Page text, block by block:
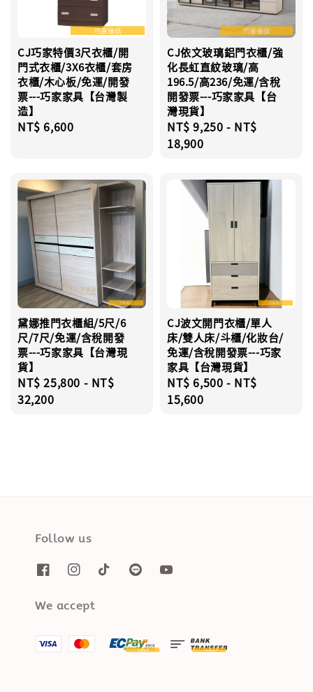
CJ巧家特價3尺衣櫃/開
門式衣櫃/3X6衣櫃/套房
衣櫃/木心板/免運/開發
票---巧家家具【台灣製
造】
Regular
NT$ 6,600
CJ依文玻璃鋁門衣櫃/強
化長虹直紋玻璃/高
196.5/高236/免運/含稅
開發票---巧家家具【台
灣現貨】
Regular
price
NT$ 9,250 - NT$
18,900
黛娜推門衣櫃組/5尺/6
尺/7尺/免運/含稅開發
票---巧家家具【台灣現
貨】
Regular
price
NT$ 25,800 - NT$
32,200
CJ波文開門衣櫃/單人
床/雙人床/斗櫃/化妝台/
免運/含稅開發票---巧家
家具【台灣現貨】
Regular
price
NT$ 6,500 - NT$
15,600
Follow us
We accept